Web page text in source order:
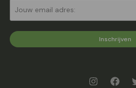
Inschrijven